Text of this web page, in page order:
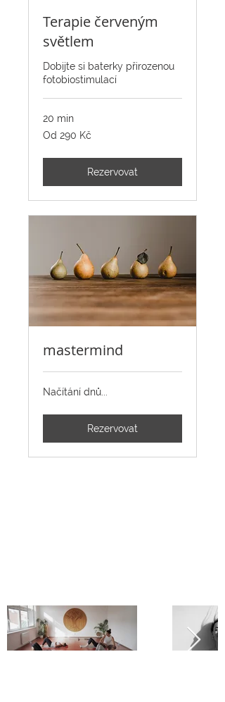
Terapie červeným
světlem
Dobijte si baterky přirozenou
fotobiostimulací
20 min
Od
290
Od 290 Kč
Rezervovat
mastermind
Načítání dnů...
Rezervovat